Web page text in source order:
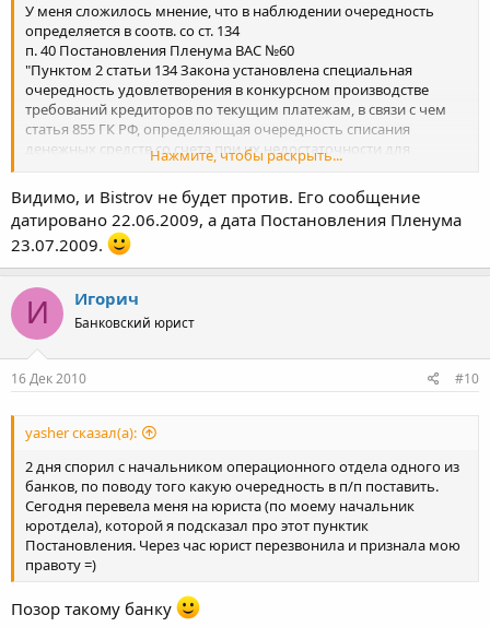
У меня сложилось мнение, что в наблюдении очередность
определяется в соотв. со ст. 134
п. 40 Постановления Пленума ВАС №60
"Пунктом 2 статьи 134 Закона установлена специальная
очередность удовлетворения в конкурсном производстве
требований кредиторов по текущим платежам, в связи с чем
статья 855 ГК РФ, определяющая очередность списания
денежных средств со счета при их недостаточности для
удовлетворения всех предъявленных к счету требований, к
этим отношениям не применяется.
При применении названной нормы судам необходимо иметь в
виду, что онаподлежит применению также и в иных
процедурах банкротствапри недостаточности имеющихся у
должника денежных средств для удовлетво*рения всех
требований по текущим платежам."
или кто-то против?
Нажмите, чтобы раскрыть...
Видимо, и Bistrov не будет против. Его сообщение
датировано 22.06.2009, а дата Постановления Пленума
23.07.2009.
И Игорич
Банковский юрист
16 Дек 2010 #10
yasher сказал(а):
2 дня спорил с начальником операционного отдела одного из
банков, по поводу того какую очередность в п/п поставить.
Сегодня перевела меня на юриста (по моему начальник
юротдела), которой я подсказал про этот пунктик
Постановления. Через час юрист перезвонила и признала мою
правоту =)
Позор такому банку